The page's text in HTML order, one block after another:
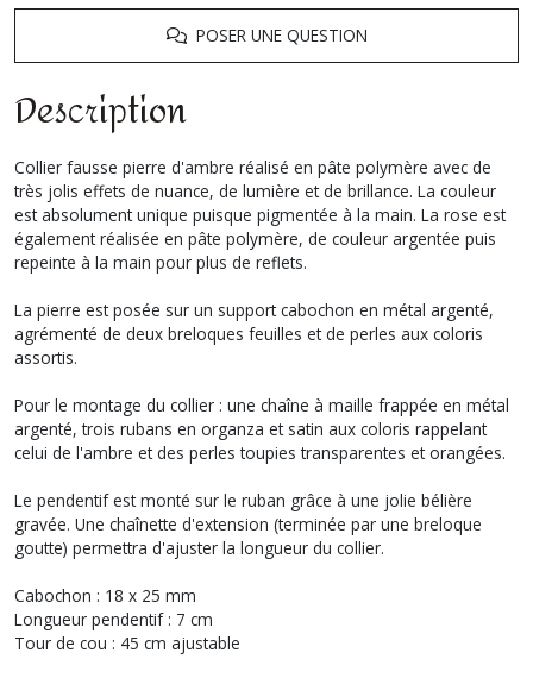
POSER UNE QUESTION
Description
Collier fausse pierre d'ambre réalisé en pâte polymère avec de
très jolis effets de nuance, de lumière et de brillance. La couleur
est absolument unique puisque pigmentée à la main. La rose est
également réalisée en pâte polymère, de couleur argentée puis
repeinte à la main pour plus de reflets.
La pierre est posée sur un support cabochon en métal argenté,
agrémenté de deux breloques feuilles et de perles aux coloris
assortis.
Pour le montage du collier : une chaîne à maille frappée en métal
argenté, trois rubans en organza et satin aux coloris rappelant
celui de l'ambre et des perles toupies transparentes et orangées.
Le pendentif est monté sur le ruban grâce à une jolie bélière
gravée. Une chaînette d'extension (terminée par une breloque
goutte) permettra d'ajuster la longueur du collier.
Cabochon : 18 x 25 mm
Longueur pendentif : 7 cm
Tour de cou : 45 cm ajustable